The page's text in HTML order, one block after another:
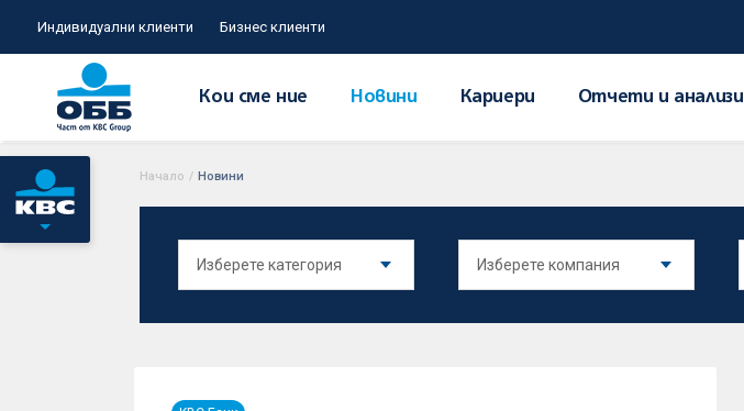
Индивидуални клиенти Бизнес клиенти
Кои сме ние Новини Кариери Отчети и анализи
Начало / Новини